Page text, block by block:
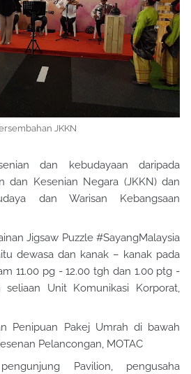
JKKN
dan kebudayaan daripada
dan Kesenian Negara (JKKN) dan
dan Warisan Kebangsaan
Jigsaw Puzzle #SayangMalaysia
dewasa dan kanak – kanak pada
11.00 pg - 12.00 tgh dan 1.00 ptg -
Unit Komunikasi Korporat,
Penipuan Pakej Umrah di bawah
Pelancongan, MOTAC
Pavilion, pengusaha